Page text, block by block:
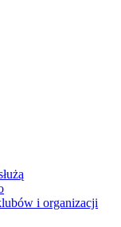
i organizacji